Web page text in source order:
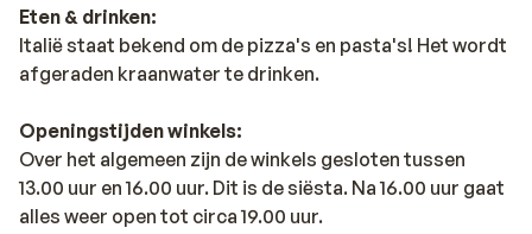
Eten & drinken:
Italië staat bekend om de pizza's en pasta's! Het wordt
afgeraden kraanwater te drinken.
Openingstijden winkels:
Over het algemeen zijn de winkels gesloten tussen
13.00 uur en 16.00 uur. Dit is de siësta. Na 16.00 uur gaat
alles weer open tot circa 19.00 uur.